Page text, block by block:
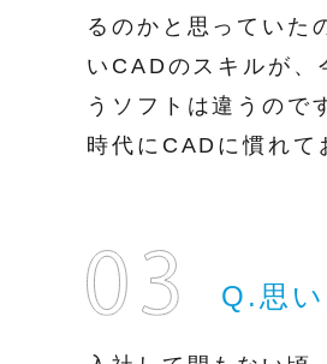
るのかと思っていた
いCADのスキルが、
うソフトは違うので
時代にCADに慣れて
Q.思